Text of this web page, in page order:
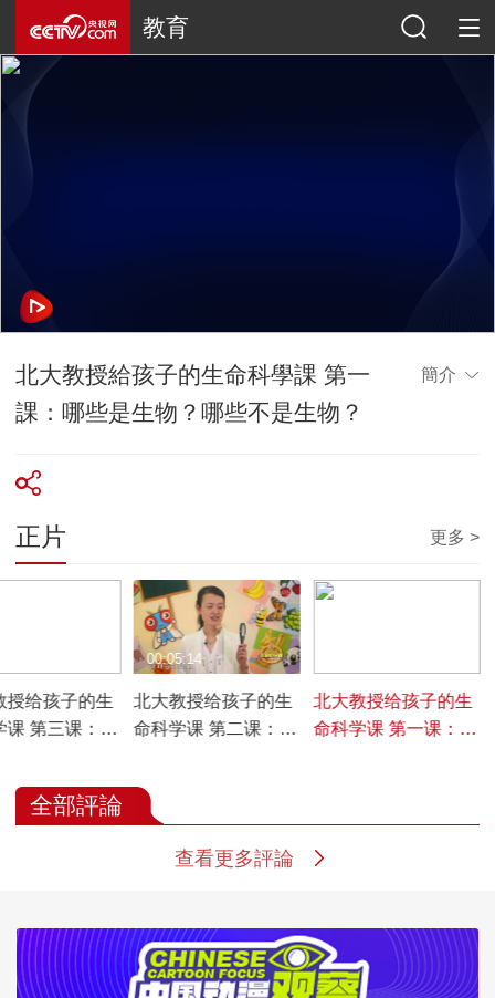
教育
北大教授給孩子的生命科學課 第一
課：哪些是生物？哪些不是生物？
簡介
正片 更多 >
授给孩子的生
课 第三课：为
北大教授给孩子的生
命科学课 第二课：动
点？有哪些相同点？
00:05:14
北大教授给孩子的生
命科学课 第一课：哪
全部評論
查看更多評論